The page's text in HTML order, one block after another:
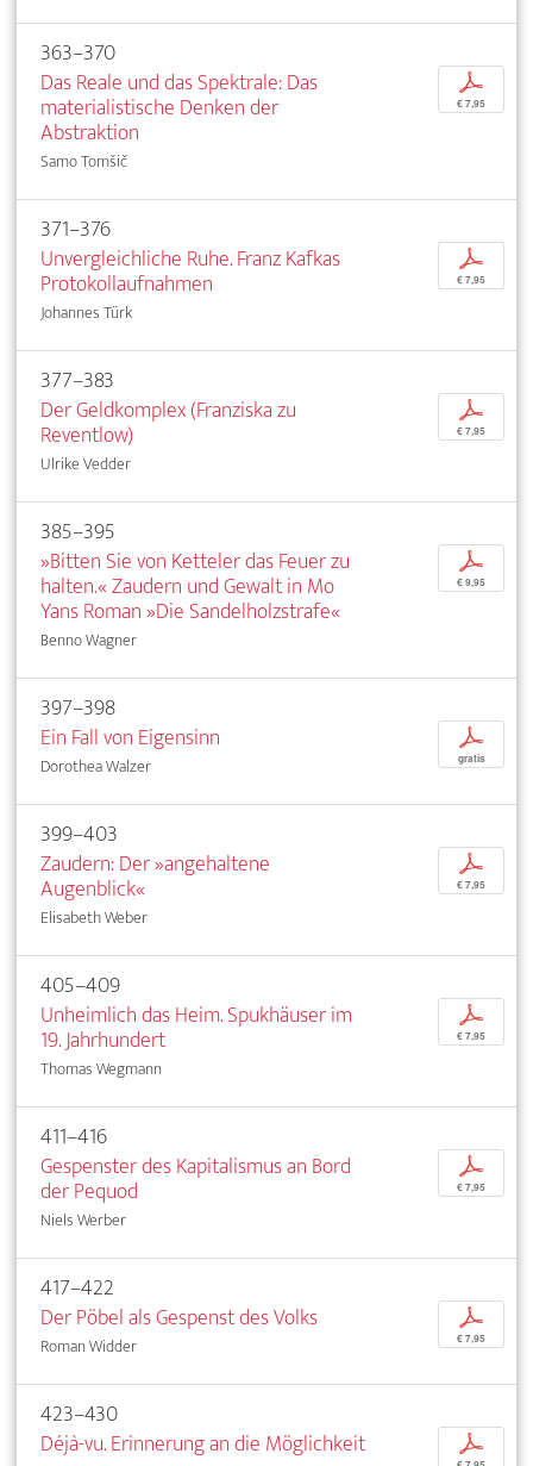
363–370
Das Reale und das Spektrale: Das
materialistische Denken der
Abstraktion
Samo Tomšič
p
€ 7,95
371–376
Unvergleichliche Ruhe. Franz Kafkas
Protokollaufnahmen
Johannes Türk
p
€ 7,95
377–383
Der Geldkomplex (Franziska zu
Reventlow)
Ulrike Vedder
p
€ 7,95
385–395
»Bitten Sie von Ketteler das Feuer zu
halten.« Zaudern und Gewalt in Mo
Yans Roman »Die Sandelholzstrafe«
Benno Wagner
p
€ 9,95
397–398
Ein Fall von Eigensinn
Dorothea Walzer
p
gratis
399–403
Zaudern: Der »angehaltene
Augenblick«
Elisabeth Weber
p
€ 7,95
405–409
Unheimlich das Heim. Spukhäuser im
19. Jahrhundert
Thomas Wegmann
p
€ 7,95
411–416
Gespenster des Kapitalismus an Bord
der Pequod
Niels Werber
p
€ 7,95
417–422
Der Pöbel als Gespenst des Volks
Roman Widder
p
€ 7,95
423–430
Déjà-vu. Erinnerung an die Möglichkeit
p